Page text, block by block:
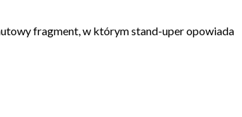
fragment, w którym stand-uper opowiada